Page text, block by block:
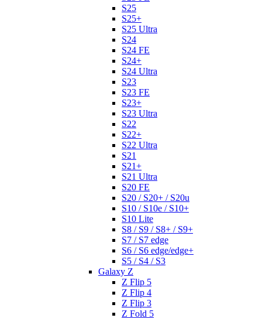
S25
S25+
S25 Ultra
S24
S24 FE
S24+
S24 Ultra
S23
S23 FE
S23+
S23 Ultra
S22
S22+
S22 Ultra
S21
S21+
S21 Ultra
S20 FE
S20 / S20+ / S20u
S10 / S10e / S10+
S10 Lite
S8 / S9 / S8+ / S9+
S7 / S7 edge
S6 / S6 edge/edge+
S5 / S4 / S3
Galaxy Z
Z Flip 5
Z Flip 4
Z Flip 3
Z Fold 5